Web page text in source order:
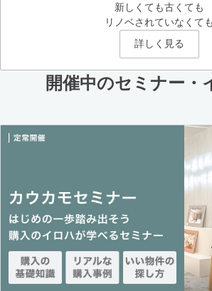
新しくても古くても
リノベされていなくても
詳しく見る
開催中のセミナー・